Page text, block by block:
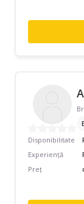
Disponibilitate
Experiență
Preț